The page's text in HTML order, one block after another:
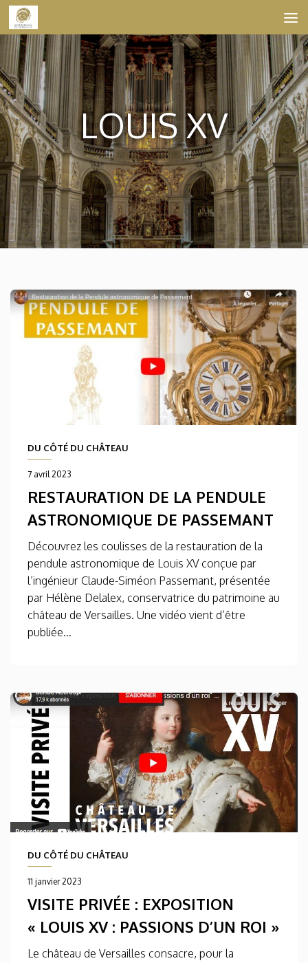
Skip to content
LOUIS XV
DU CÔTÉ DU CHÂTEAU
7 avril 2023
RESTAURATION DE LA PENDULE
ASTRONOMIQUE DE PASSEMANT
Découvrez les coulisses de la restauration de la
pendule astronomique de Louis XV conçue par
l’ingénieur Claude-Siméon Passemant, présentée
par Hélène Delalex, conservatrice du patrimoine au
château de Versailles. Une vidéo vient d’être
publiée...
DU CÔTÉ DU CHÂTEAU
11 janvier 2023
VISITE PRIVÉE : EXPOSITION
« LOUIS XV : PASSIONS D’UN ROI »
Le château de Versailles consacre, pour la